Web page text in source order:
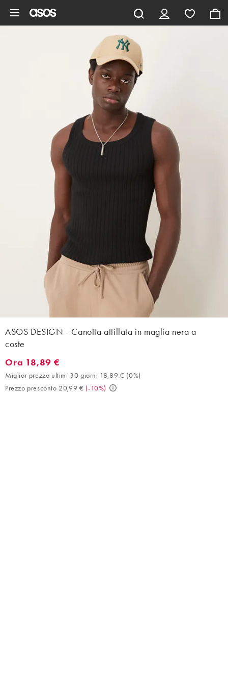
ASOS DESIGN - Canotta attillata in maglia nera a
coste
Ora 18,89 €. Miglior prezzo ultimi 30 giorni 18,89 € (0%).
Ora 18,89 €
Miglior prezzo ultimi 30 giorni 18,89 € (0%)
Prezzo presconto 20,99 € (-10%)